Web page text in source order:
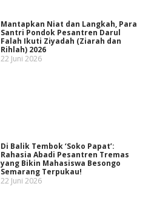
Mantapkan Niat dan Langkah, Para
Santri Pondok Pesantren Darul
Falah Ikuti Ziyadah (Ziarah dan
Rihlah) 2026
22 Juni 2026
Di Balik Tembok ‘Soko Papat’:
Rahasia Abadi Pesantren Tremas
yang Bikin Mahasiswa Besongo
Semarang Terpukau!
22 Juni 2026